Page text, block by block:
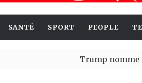
SANTÉ SPORT PEOPLE
Trump nomme une